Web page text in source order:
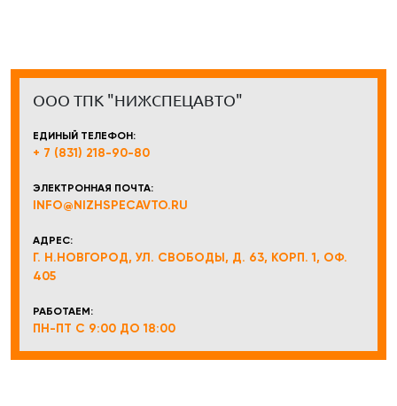
ООО ТПК "НИЖСПЕЦАВТО"
ЕДИНЫЙ ТЕЛЕФОН:
+ 7 (831) 218-90-80
ЭЛЕКТРОННАЯ ПОЧТА:
INFO@NIZHSPECAVTO.RU
АДРЕС:
Г. Н.НОВГОРОД, УЛ. СВОБОДЫ, Д. 63, КОРП. 1, ОФ.
405
РАБОТАЕМ:
ПН-ПТ С 9:00 ДО 18:00